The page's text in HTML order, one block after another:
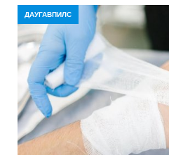
ДАУГАВПИЛС